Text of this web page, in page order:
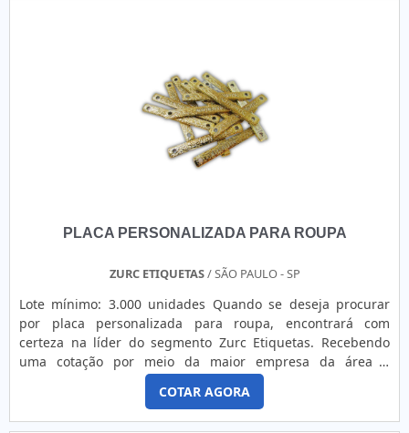
encontra o site da GID - Soluções em Adesivos. Atuando
vinil transparente, mais do que visar apenas lucratividade,
deve oferecer produtos e serviços que tenham ótima
qualidade e excelente custo-benefício, características
simples, mas que mostram o comprometimento da empresa
com seus clientes.É importante lembrar que o produto deve
prejuízos com substituições frequentes de produtos que
possível poupar gastos desnecessários.Existem diversos
destaque quando pensamos em uma empresa que entrega
confiança e serviços de qualidade. Alguns desses motivos
são: Equipe multidisciplinar de consultores associados;
Profissionais com vasta experiência na área de atuação;
Equipe de alta qualidade; Escritório de alta qualidade onde
são realizadas as atividades; Sala de treinamento com
materiais sofisticados; Equipamentos de última
PLACA PERSONALIZADA PARA ROUPA
ZURC ETIQUETAS/ SÃO PAULO - SP
Lote mínimo: 3.000 unidades Quando se deseja procurar
por placa personalizada para roupa, encontrará com
certeza na líder do segmento Zurc Etiquetas. Recebendo
uma cotação por meio da maior empresa da área e
conhecendo a líder da área de atuação. Quando a temática
é placa personalizada para roupa, com a Zurc Etiquetas o
cliente encontrará assertividade com entrega rápida de
COTAR AGORA